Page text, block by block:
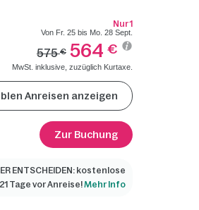
Nur 1
Von Fr. 25 bis Mo. 28 Sept.
575€ 564 €
MwSt. inklusive, zuzüglich Kurtaxe.
Anreisen anzeigen
Zur Buchung
ENTSCHEIDEN: kostenlose
Tage vor Anreise!Mehr Info